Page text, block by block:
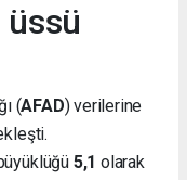
(AFAD) verilerine
5,1 olarak